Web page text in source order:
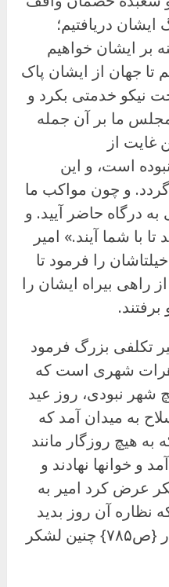
دریافتیم؛
بر ایشان خواهیم
تا جهان از ایشان پاک
نیکو خدمتی بکرد و
ما بر آن جمله
غایت از
است، و این
گردد. و چون مواکب ما
درگاه حاضر آیید. و
تا با شما آیند.» امیر
را فرمود تا
راهی بیراه ایشان را
تکلفی بزرگ فرمود
هرات شهری است که
شهر نبودی، روز عید
به میدان آمد که
به هیچ روزگار مانند
و خوانها نهادند و
عرض کرد امیر به
آن روز بدید
اقرار داد که به هیچ روزگار {ص۷۸۵} چنین لشکر